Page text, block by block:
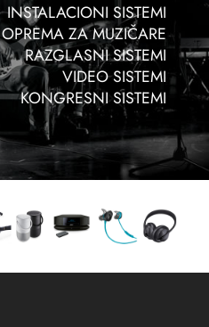
INSTALACIONI SISTEMI
OPREMA ZA MUZIČARE
RAZGLASNI SISTEMI
VIDEO SISTEMI
KONGRESNI SISTEMI